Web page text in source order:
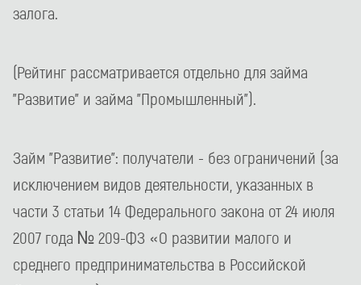
залога.
(Рейтинг рассматривается отдельно для займа
"Развитие" и займа "Промышленный").
Займ "Развитие": получатели - без ограничений (за
исключением видов деятельности, указанных в
части 3 статьи 14 Федерального закона от 24 июля
2007 года № 209-ФЗ «О развитии малого и
среднего предпринимательства в Российской